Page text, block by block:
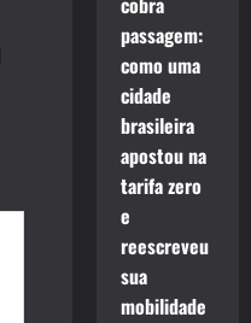
passagem:
como uma
cidade
brasileira
apostou na
tarifa zero
e
reescreveu
sua
mobilidade